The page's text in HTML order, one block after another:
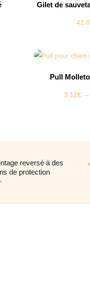
Gilet de
Pull
3.12€ –
reversé à des
de protection